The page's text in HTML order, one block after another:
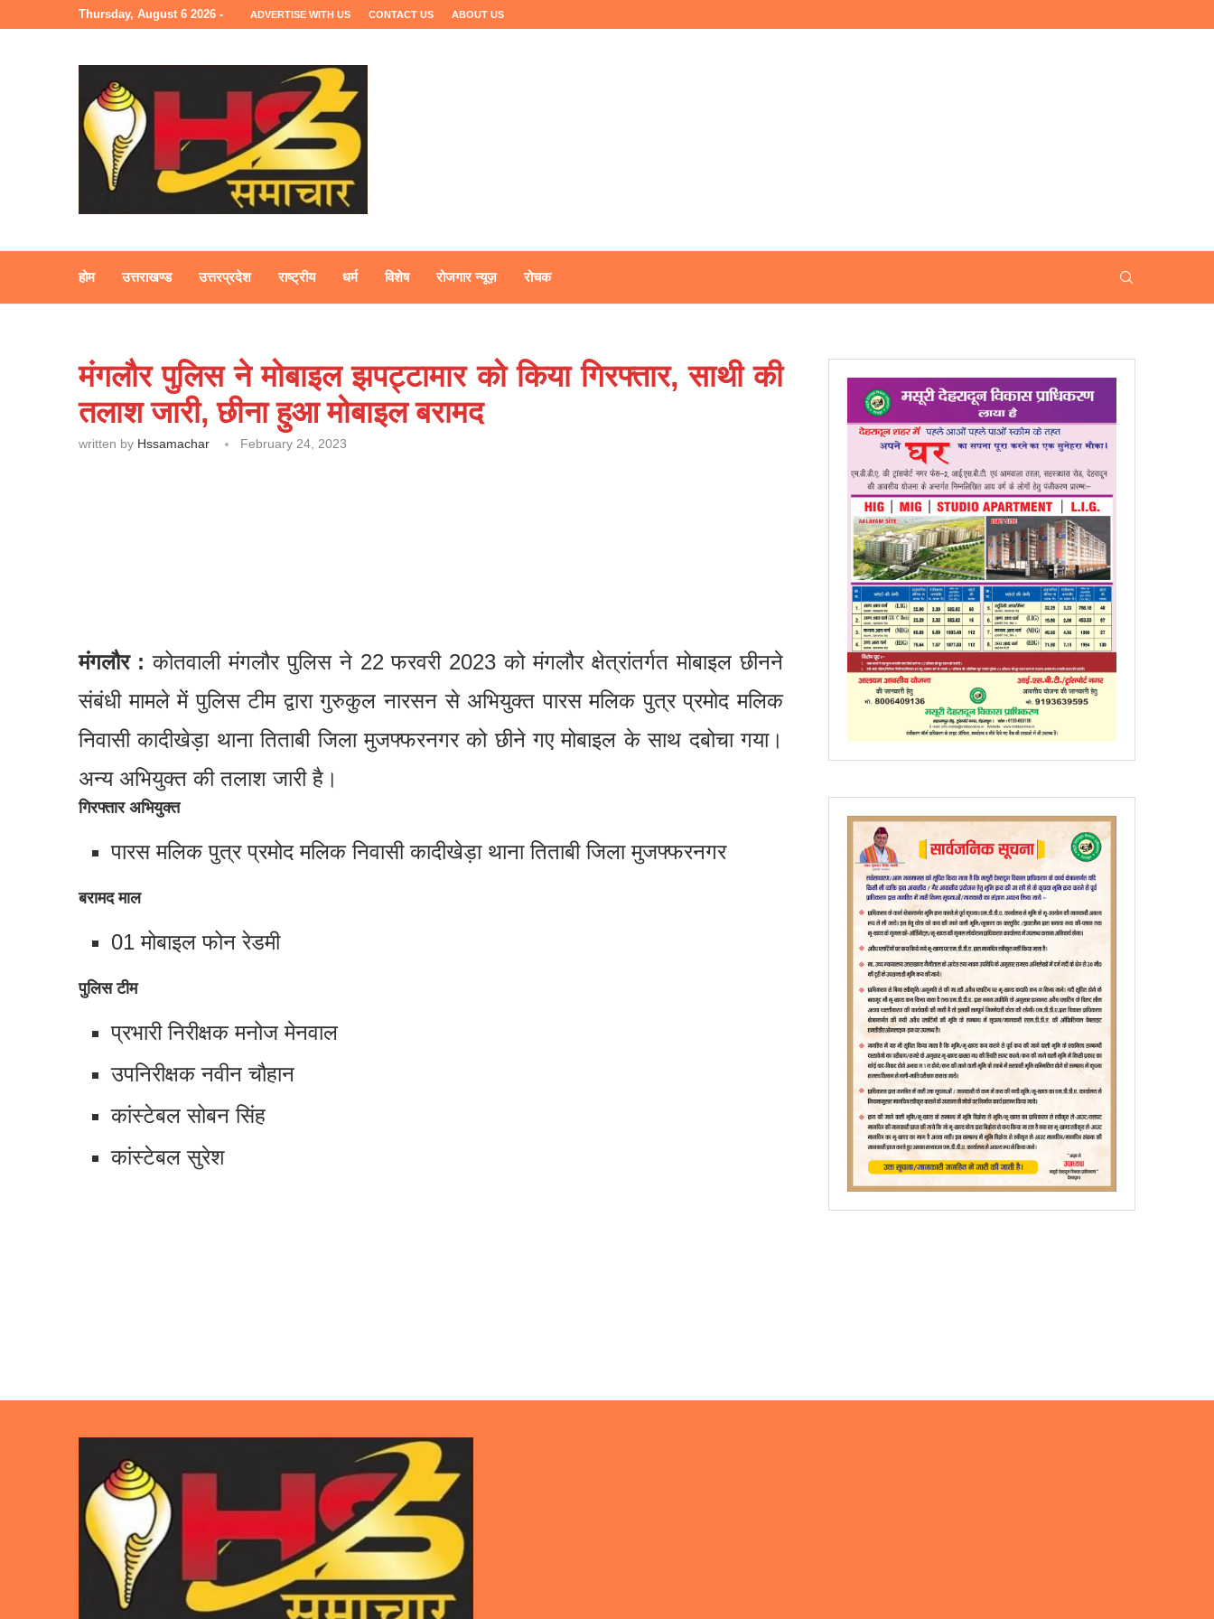
Thursday, August 6 2026 - ADVERTISE WITH US CONTACT US ABOUT US
होम उत्तराखण्ड उत्तरप्रदेश राष्ट्रीय धर्म विशेष रोजगार न्यूज़ रोचक
मंगलौर पुलिस ने मोबाइल झपट्टामार को किया गिरफ्तार, साथी की
तलाश जारी, छीना हुआ मोबाइल बरामद
written by Hssamachar February 24, 2023
मंगलौर : कोतवाली मंगलौर पुलिस ने 22 फरवरी 2023 को मंगलौर क्षेत्रांतर्गत मोबाइल छीनने
संबंधी मामले में पुलिस टीम द्वारा गुरुकुल नारसन से अभियुक्त पारस मलिक पुत्र प्रमोद मलिक
निवासी कादीखेड़ा थाना तिताबी जिला मुजफ्फरनगर को छीने गए मोबाइल के साथ दबोचा गया।
अन्य अभियुक्त की तलाश जारी है।
गिरफ्तार अभियुक्त
पारस मलिक पुत्र प्रमोद मलिक निवासी कादीखेड़ा थाना तिताबी जिला मुजफ्फरनगर
बरामद माल
01 मोबाइल फोन रेडमी
पुलिस टीम
प्रभारी निरीक्षक मनोज मेनवाल
उपनिरीक्षक नवीन चौहान
कांस्टेबल सोबन सिंह
कांस्टेबल सुरेश